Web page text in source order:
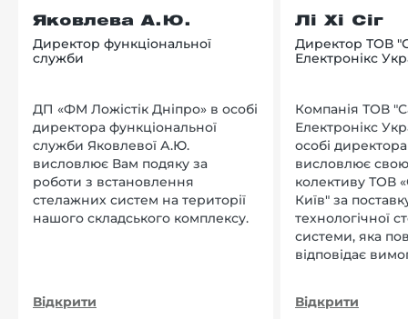
Яковлева А.Ю.
Директор функціональної
служби
ДП «ФМ Ложістік Дніпро» в особі
директора функціональної
служби Яковлевої А.Ю.
висловлює Вам подяку за
роботи з встановлення
стелажних систем на території
нашого складського комплексу.
Відкрити
Лі Хі Сіг
Директор ТОВ
Електронікс
Компанія ТОВ
Електронікс
особі
висловлює
колективу ТОВ
Київ" за
технологічної
системи, яка
відповідає
Відкрити